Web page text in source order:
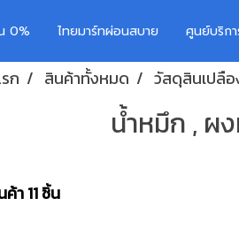
0% ไทยมาร์ทผ่อนสบาย ศูนย์บริกา
ก สินค้าทั้งหมด วัสดุสินเปลือ
น้ำหมึก , ผ
า 11 ชิ้น